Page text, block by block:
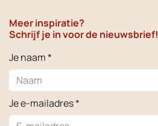
Meer inspiratie?
Schrijf je in voor de nieuwsbrief!
Je naam *
Je e-mailadres *